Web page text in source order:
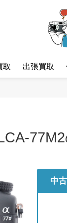
取 出張買取
中